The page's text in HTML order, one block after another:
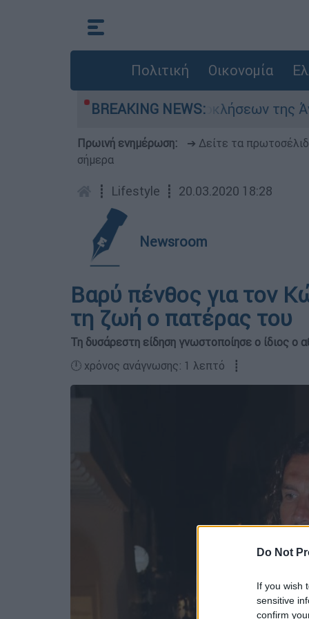
Do Not
If you wish
sensitive
confirm
Πολιτική Οικονομία
BREAKING NEWS:
Μπαράζ προκλήσεων της Άγκυρας
Πρωινή ενημέρωση: ➔ Δείτε τα
σήμερα
┋ Lifestyle ┋ 20.03.2020 18:28
Newsroom
Βαρύ πένθος για τον
τη ζωή ο πατέρας του
Τη δυσάρεστη είδηση γνωστοποίησε ο ίδιος ο
🕛 χρόνος ανάγνωσης: 1 λεπτό ┋